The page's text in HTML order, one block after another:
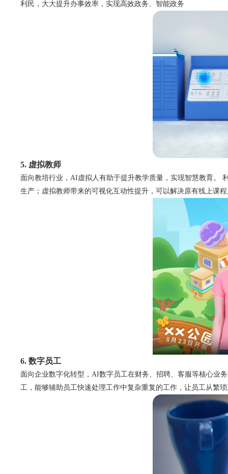
利民，大大提升办事效率，实现高效政务、智能政务
5. 虚拟教师
面向教培行业，AI虚拟人有助于提升教学质量，实现智慧教育。
生产；虚拟教师带来的可视化互动性提升，可以解决原有线上课
6. 数字员工
面向企业数字化转型，AI数字员工在财务、招聘、客服等核心业
工，能够辅助员工快速处理工作中复杂重复的工作，让员工从繁